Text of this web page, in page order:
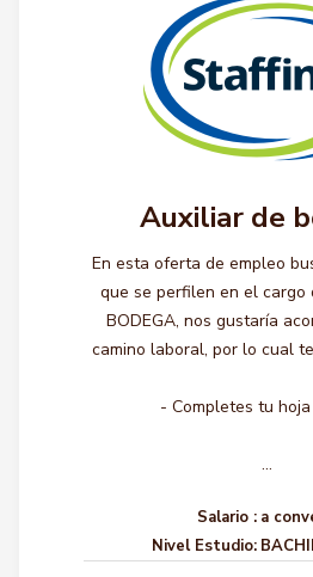
Auxiliar de
En esta oferta de empleo
que se perfilen en el cargo
BODEGA, nos gustaría
camino laboral, por lo cual
- Completes tu
...
Salario : a
Nivel Estudio: